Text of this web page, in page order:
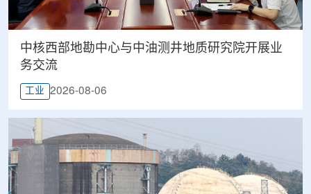
中核西部地勘中心与中油测井地质研究院开展业
务交流
工业 2026-08-06